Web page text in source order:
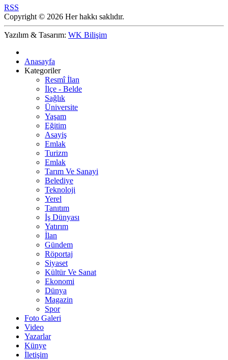
RSS
Copyright © 2026 Her hakkı saklıdır.
Yazılım & Tasarım: WK Bilişim
Anasayfa
Kategoriler
Resmî İlan
İlçe - Belde
Sağlık
Üniversite
Yaşam
Eğitim
Asayiş
Emlak
Turizm
Emlak
Tarım Ve Sanayi
Belediye
Teknoloji
Yerel
Tanıtım
İş Dünyası
Yatırım
İlan
Gündem
Röportaj
Siyaset
Kültür Ve Sanat
Ekonomi
Dünya
Magazin
Spor
Foto Galeri
Video
Yazarlar
Künye
İletişim